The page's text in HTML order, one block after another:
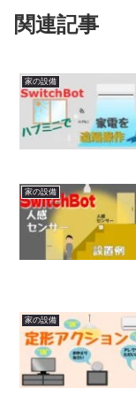
関連記事
家の設備
家の設備
家の設備